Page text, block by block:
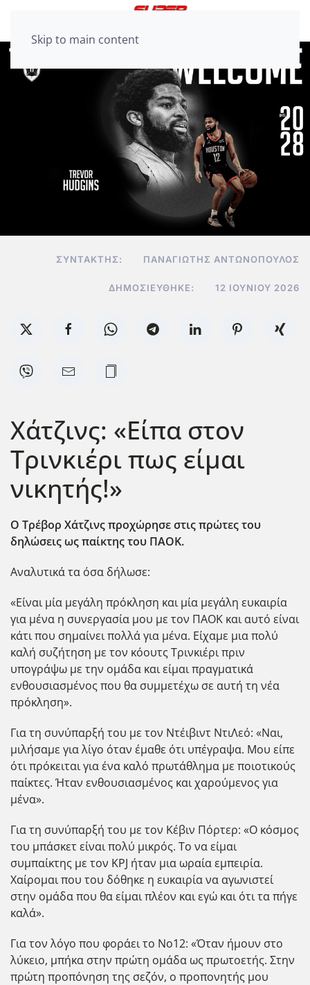
Skip to main content
ΣΥΝΤΆΚΤΗΣ: ΠΑΝΑΓΙΏΤΗΣ ΑΝΤΩΝΌΠΟΥΛΟΣ
ΔΗΜΟΣΙΕΎΘΗΚΕ: 12 ΙΟΥΝΊΟΥ 2026
Χάτζινς: «Είπα στον
Τρινκιέρι πως είμαι
νικητής!»
Ο Τρέβορ Χάτζινς προχώρησε στις πρώτες του
δηλώσεις ως παίκτης του ΠΑΟΚ.
Αναλυτικά τα όσα δήλωσε:
«Είναι μία μεγάλη πρόκληση και μία μεγάλη ευκαιρία
για μένα η συνεργασία μου με τον ΠΑΟΚ και αυτό είναι
κάτι που σημαίνει πολλά για μένα. Είχαμε μια πολύ
καλή συζήτηση με τον κόουτς Τρινκιέρι πριν
υπογράψω με την ομάδα και είμαι πραγματικά
ενθουσιασμένος που θα συμμετέχω σε αυτή τη νέα
πρόκληση».
Για τη συνύπαρξή του με τον Ντέιβιντ ΝτιΛεό: «Ναι,
μιλήσαμε για λίγο όταν έμαθε ότι υπέγραψα. Μου είπε
ότι πρόκειται για ένα καλό πρωτάθλημα με ποιοτικούς
παίκτες. Ήταν ενθουσιασμένος και χαρούμενος για
μένα».
Για τη συνύπαρξή του με τον Κέβιν Πόρτερ: «Ο κόσμος
του μπάσκετ είναι πολύ μικρός. Το να είμαι
συμπαίκτης με τον KPJ ήταν μια ωραία εμπειρία.
Χαίρομαι που του δόθηκε η ευκαιρία να αγωνιστεί
στην ομάδα που θα είμαι πλέον και εγώ και ότι τα πήγε
καλά».
Για τον λόγο που φοράει το No12: «Όταν ήμουν στο
λύκειο, μπήκα στην πρώτη ομάδα ως πρωτοετής. Στην
πρώτη προπόνηση της σεζόν, ο προπονητής μου